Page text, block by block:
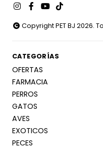
Copyright PET BJ 2026.
CATEGORÍAS
OFERTAS
FARMACIA
PERROS
GATOS
AVES
EXOTICOS
PECES